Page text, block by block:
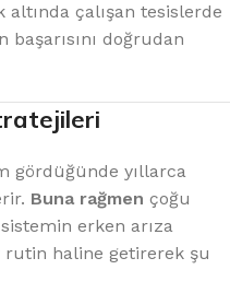
altında çalışan tesislerde
doğrudan
gördüğünde yıllarca
Buna rağmen çoğu
erken arıza
rutin haline getirerek şu